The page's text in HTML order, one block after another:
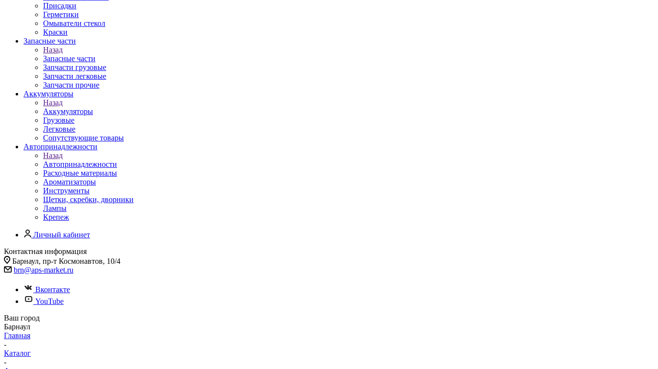
Присадки
Герметики
Омыватели стекол
Краски
Запасные части
Назад
Запасные части
Запчасти грузовые
Запчасти легковые
Запчасти прочие
Аккумуляторы
Назад
Аккумуляторы
Грузовые
Легковые
Сопутствующие товары
Автопринадлежности
Назад
Автопринадлежности
Расходные материалы
Ароматизаторы
Инструменты
Щетки, скребки, дворники
Лампы
Крепеж
Личный кабинет
Контактная информация
Барнаул, пр-т Космонавтов, 10/4
brn@aps-market.ru
Вконтакте
YouTube
Ваш город
Барнаул
Главная
-
Каталог
-